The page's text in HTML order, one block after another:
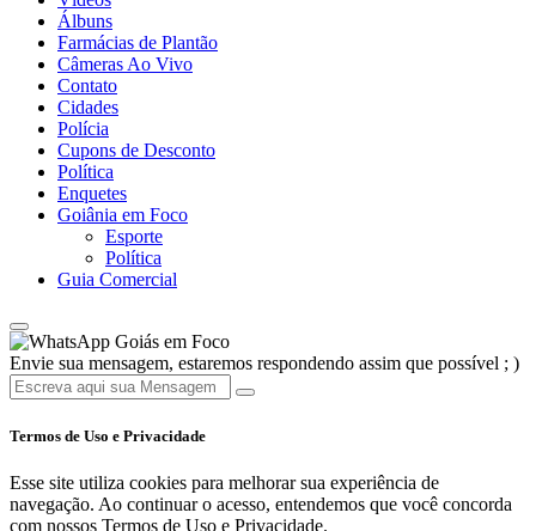
Álbuns
Farmácias de Plantão
Câmeras Ao Vivo
Contato
Cidades
Polícia
Cupons de Desconto
Política
Enquetes
Goiânia em Foco
Esporte
Política
Guia Comercial
Goiás em Foco
Envie sua mensagem, estaremos respondendo assim que possível ; )
Termos de Uso e Privacidade
Esse site utiliza cookies para melhorar sua experiência de
navegação. Ao continuar o acesso, entendemos que você concorda
com nossos Termos de Uso e Privacidade.